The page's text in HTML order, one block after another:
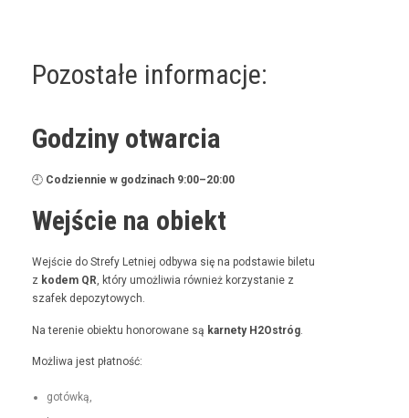
Pozostałe informacje:
Godziny otwarcia
🕘 Codzi­en­nie w godz­i­nach 9:00–20:00
Wejście na obiekt
Wejś­cie do Stre­fy Let­niej odby­wa się na pod­staw­ie bile­tu
z kodem QR, który umożli­wia również korzys­tanie z
szafek depozytowych.
Na tere­nie obiek­tu hon­orowane są kar­ne­ty H2Ostróg
Możli­wa jest płatność:
gotówką,